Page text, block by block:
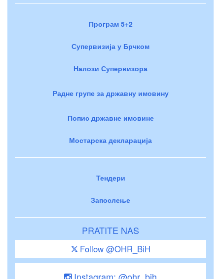
Програм 5+2
Супервизија у Брчком
Налози Супервизора
Радне групе за државну имовину
Попис државне имовине
Мостарска декларација
Тендери
Запослење
PRATITE NAS
Follow @OHR_BiH
Instagram: @ohr_bih